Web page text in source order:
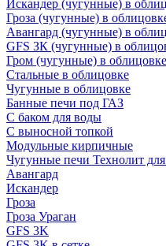
Искандер (чугунные) в
Гроза (чугунные) в
Авангард (чугунные) в
GFS ЗК (чугунные) в
Гром (чугунные) в облицовке
Стальные в облицовке
Чугунные в облицовке
Банные печи под ГАЗ
С баком для воды
С выносной топкой
Модульные кирпичные
Чугунные печи Технолит
Авангард
Искандер
Гроза
Гроза Ураган
GFS 3K